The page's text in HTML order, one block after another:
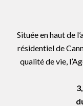
Située en haut de
résidentiel de
qualité de vie,